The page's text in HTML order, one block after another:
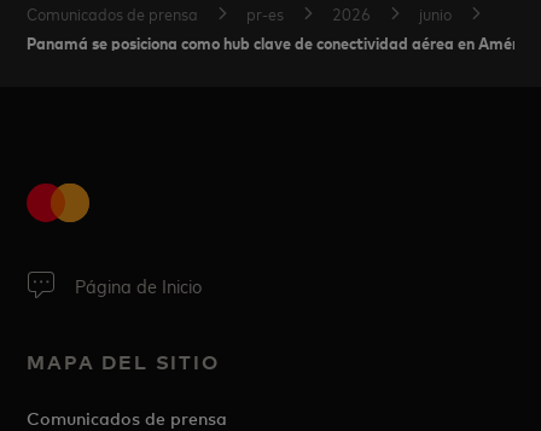
Comunicados de prensa
pr-es 2026 junio
Panamá se posiciona como hub clave de conectividad aérea en
Página de Inicio
MAPA DEL SITIO
Comunicados de prensa